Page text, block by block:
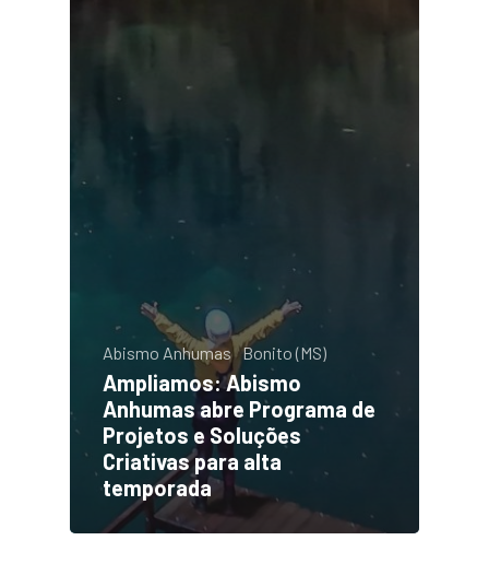
Abismo Anhumas Bonito (MS)
Ampliamos: Abismo
Anhumas abre Programa de
Projetos e Soluções
Criativas para alta
temporada